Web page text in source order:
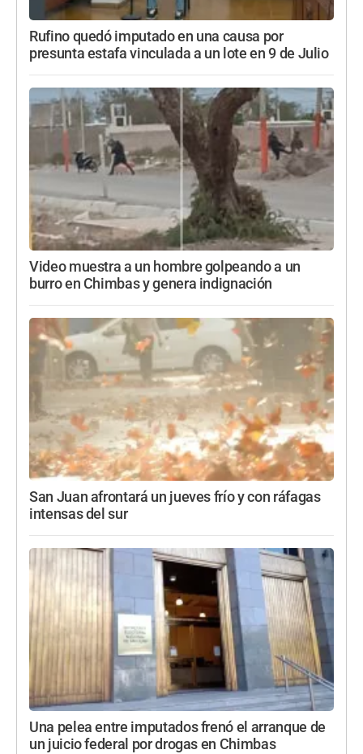
Rufino quedó imputado en una causa por
presunta estafa vinculada a un lote en 9 de Julio
Video muestra a un hombre golpeando a un
burro en Chimbas y genera indignación
San Juan afrontará un jueves frío y con ráfagas
intensas del sur
Una pelea entre imputados frenó el arranque de
un juicio federal por drogas en Chimbas